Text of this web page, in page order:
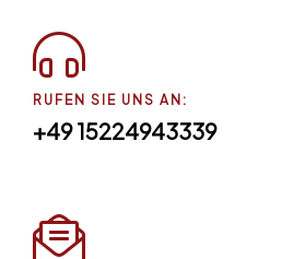
RUFEN SIE UNS AN:
+49 15224943339